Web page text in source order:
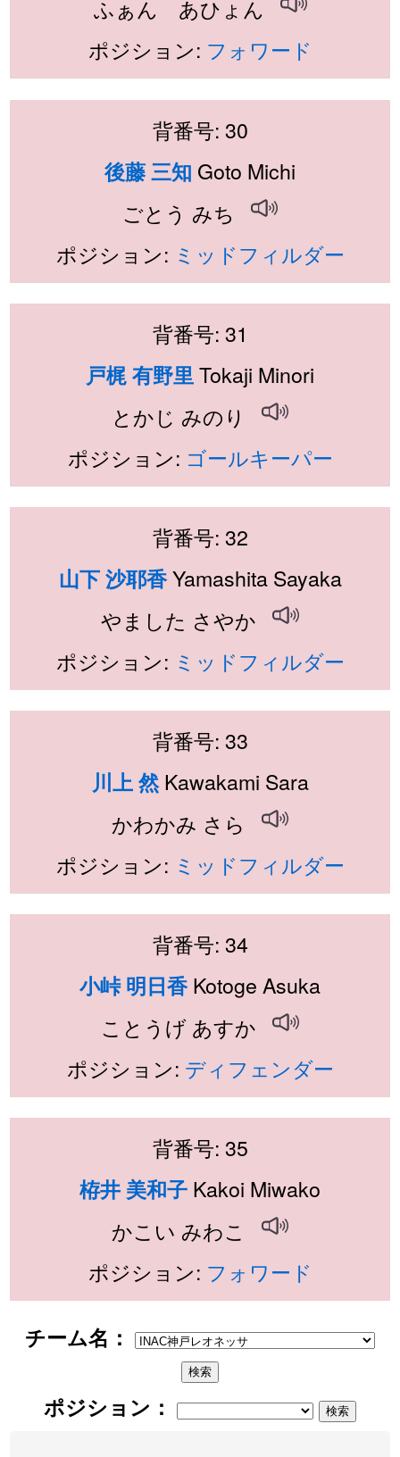
ふぁん あひょん
ポジション: フォワード
背番号: 30
後藤 三知 Goto Michi
ごとう みち
ポジション: ミッドフィルダー
背番号: 31
戸梶 有野里Tokaji Minori
とかじ みのり
ポジション: ゴールキーパー
背番号: 32
山下 沙耶香Yamashita Sayaka
やました さやか
ポジション: ミッドフィルダー
背番号: 33
川上 然Kawakami Sara
かわかみ さら
ポジション: ミッドフィルダー
背番号: 34
小峠 明日香Kotoge Asuka
ことうげ あすか
ポジション: ディフェンダー
背番号: 35
栫井 美和子 Kakoi Miwako
かこい みわこ
ポジション: フォワード
チーム名：
ポジション：